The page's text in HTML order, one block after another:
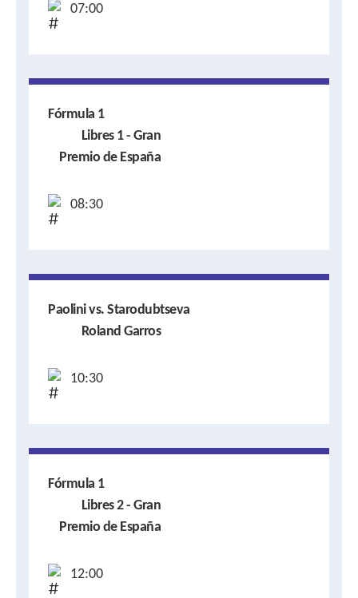
07:00
Fórmula 1
Libres 1 - Gran
Premio de España
08:30
Paolini vs. Starodubtseva
Roland Garros
10:30
Fórmula 1
Libres 2 - Gran
Premio de España
12:00